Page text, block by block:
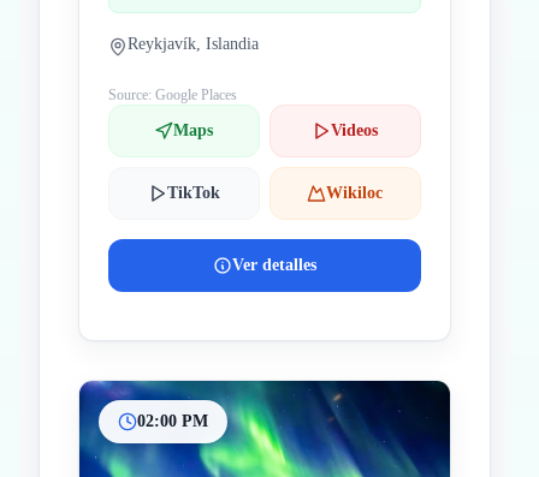
Reykjavík, Islandia
Source: Google Places
Maps Videos
TikTok Wikiloc
Ver detalles
02:00 PM